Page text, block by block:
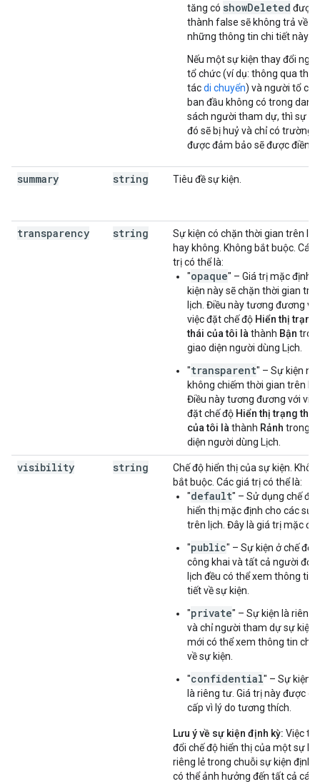
tăng có showDeleted được
thành false sẽ không trả về
những thông tin chi tiết này.
Nếu một sự kiện thay đổi
tổ chức (ví dụ: thông qua thao
tácdi chuyển) và người tổ
ban đầu không có trong danh
sách người tham dự, thì sự
đó sẽ bị huỷ và chỉ có trường
được đảm bảo sẽ được điền
summary string Tiêu đề sự kiện.
transparency string
Sự kiện có chặn thời gian trên
hay không. Không bắt buộc. Các
trị có thể là:
"opaque" – Giá trị mặc định.
kiện này sẽ chặn thời gian
lịch. Điều này tương đương với
việc đặt chế độ Hiển thị trạng
thái của tôi là thành Bận
giao diện người dùng Lịch.
"transparent" – Sự kiện
không chiếm thời gian trên
Điều này tương đương với việc
đặt chế độ Hiển thị trạng thái
của tôi là thành Rảnh trong
diện người dùng Lịch.
visibility string
Chế độ hiển thị của sự kiện.
bắt buộc. Các giá trị có thể là:
"default" – Sử dụng chế độ
hiển thị mặc định cho các sự
trên lịch. Đây là giá trị mặc
"public" – Sự kiện ở chế độ
công khai và tất cả người đọc
lịch đều có thể xem thông tin
tiết về sự kiện.
"private" – Sự kiện là riêng
và chỉ người tham dự sự kiện
mới có thể xem thông tin chi
về sự kiện.
"confidential" – Sự kiện
là riêng tư. Giá trị này được
cấp vì lý do tương thích.
Lưu ý về sự kiện định kỳ: Việc
đổi chế độ hiển thị của một sự
riêng lẻ trong chuỗi sự kiện định
có thể ảnh hưởng đến tất cả các